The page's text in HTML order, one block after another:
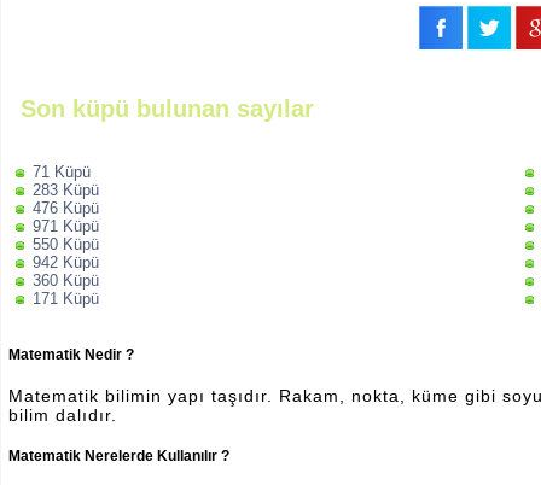
Son küpü bulunan sayılar
71 Küpü
283 Küpü
476 Küpü
971 Küpü
550 Küpü
942 Küpü
360 Küpü
171 Küpü
Matematik Nedir ?
Matematik bilimin yapı taşıdır. Rakam, nokta, küme gibi
bilim dalıdır.
Matematik Nerelerde Kullanılır ?